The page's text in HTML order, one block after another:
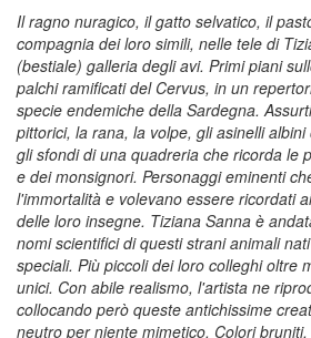
Il ragno nuragico, il gatto selvatico, il
compagnia dei loro simili, nelle tele di
(bestiale) galleria degli avi. Primi piani
palchi ramificati del Cervus, in un
specie endemiche della Sardegna.
pittorici, la rana, la volpe, gli asinelli
gli sfondi di una quadreria che ricorda le
e dei monsignori. Personaggi eminenti
l'immortalità e volevano essere ricordati
delle loro insegne. Tiziana Sanna è
nomi scientifici di questi strani animali
speciali. Più piccoli dei loro colleghi oltre
unici. Con abile realismo, l'artista ne
collocando però queste antichissime
neutro per niente mimetico. Colori